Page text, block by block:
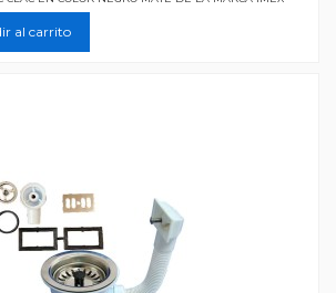
al carrito